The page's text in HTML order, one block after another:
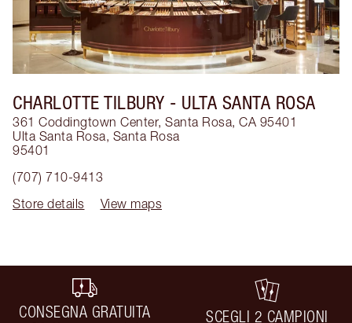
CHARLOTTE TILBURY - ULTA SANTA ROSA
361 Coddingtown Center, Santa Rosa, CA 95401
Ulta Santa Rosa, Santa Rosa
95401
(707) 710-9413
Store details
View maps
CONSEGNA GRATUITA
SCEGLI 2 CAMPIONI